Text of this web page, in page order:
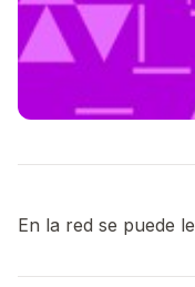
En la red se puede